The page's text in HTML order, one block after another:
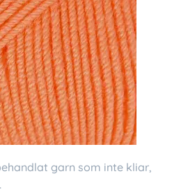
garn som inte kliar,